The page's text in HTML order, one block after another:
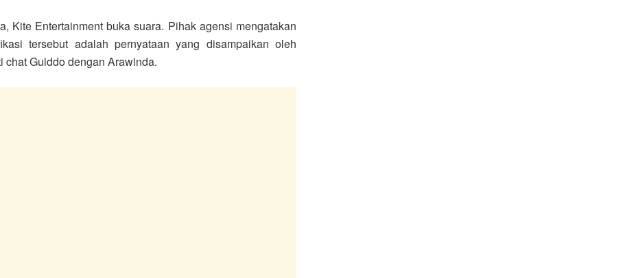
Kite Entertainment buka suara. Pihak agensi mengatakan
tersebut adalah pernyataan yang disampaikan oleh
Guiddo dengan Arawinda.